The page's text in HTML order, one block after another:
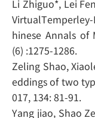
Li Zhiguo*, Lei
hinese Annals of
(6) :1275-1286.
Zeling Shao,
eddings of two
017, 134: 81-91.
Yang jiao, Shao